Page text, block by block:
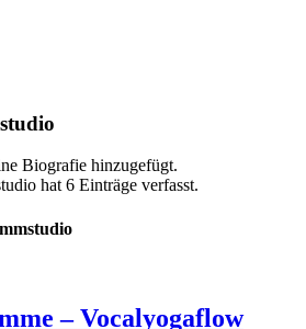
Biografie hinzugefügt.
hat 6 Einträge verfasst.
– Vocalyogaflow